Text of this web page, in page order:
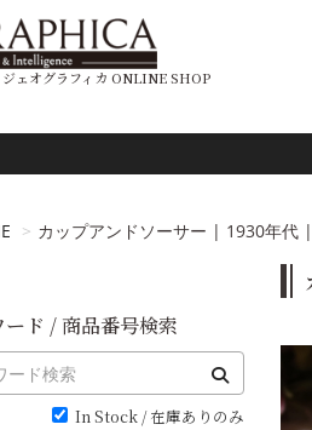
ジェオグラフィカ ONLINE SHOP
カップアンドソーサー | 1930年代
ード / 商品番号検索
In Stock / 在庫ありのみ